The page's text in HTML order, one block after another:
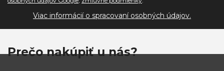
Viac informácií o spracovaní osobných údajov.
Prečo nakúpiť u nás?